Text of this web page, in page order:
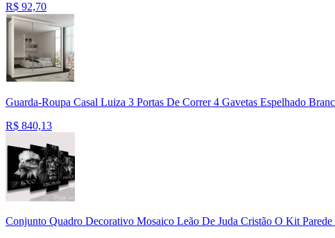
R$ 92,70
Guarda-Roupa Casal Luiza 3 Portas De Correr 4 Gavetas Espelhado
R$ 840,13
Conjunto Quadro Decorativo Mosaico Leão De Juda Cristão O Kit